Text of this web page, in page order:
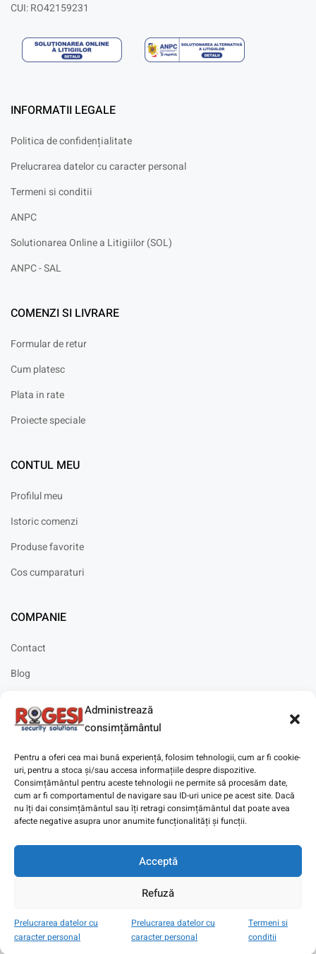
Administrează
consimțământul
Pentru a oferi cea mai bună experiență, folosim tehnologii, cum ar fi cookie-
uri, pentru a stoca și/sau accesa informațiile despre dispozitive.
Consimțământul pentru aceste tehnologii ne permite să procesăm date,
cum ar fi comportamentul de navigare sau ID-uri unice pe acest site. Dacă
nu îți dai consimțământul sau îți retragi consimțământul dat poate avea
afecte negative asupra unor anumite funcționalități și funcții.
Acceptă
Refuză
Prelucrarea datelor cu
caracter personal
Prelucrarea datelor cu
caracter personal
Termeni si
conditii
Magazin Search Wishlist
CUI: RO42159231
INFORMATII LEGALE
Politica de confidențialitate
Prelucrarea datelor cu caracter personal
Termeni si conditii
ANPC
Solutionarea Online a Litigiilor (SOL)
ANPC - SAL
COMENZI SI LIVRARE
Formular de retur
Cum platesc
Plata in rate
Proiecte speciale
CONTUL MEU
Profilul meu
Istoric comenzi
Produse favorite
Cos cumparaturi
COMPANIE
Contact
Blog
Solicitare instalare
Copyright © 2025Digitaz.